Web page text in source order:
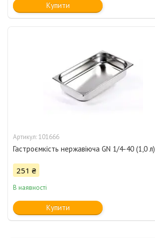
Купити
101666
Гастроємкість нержавіюча GN 1/4-40 (1,0 л)
251 ₴
В наявності
Купити